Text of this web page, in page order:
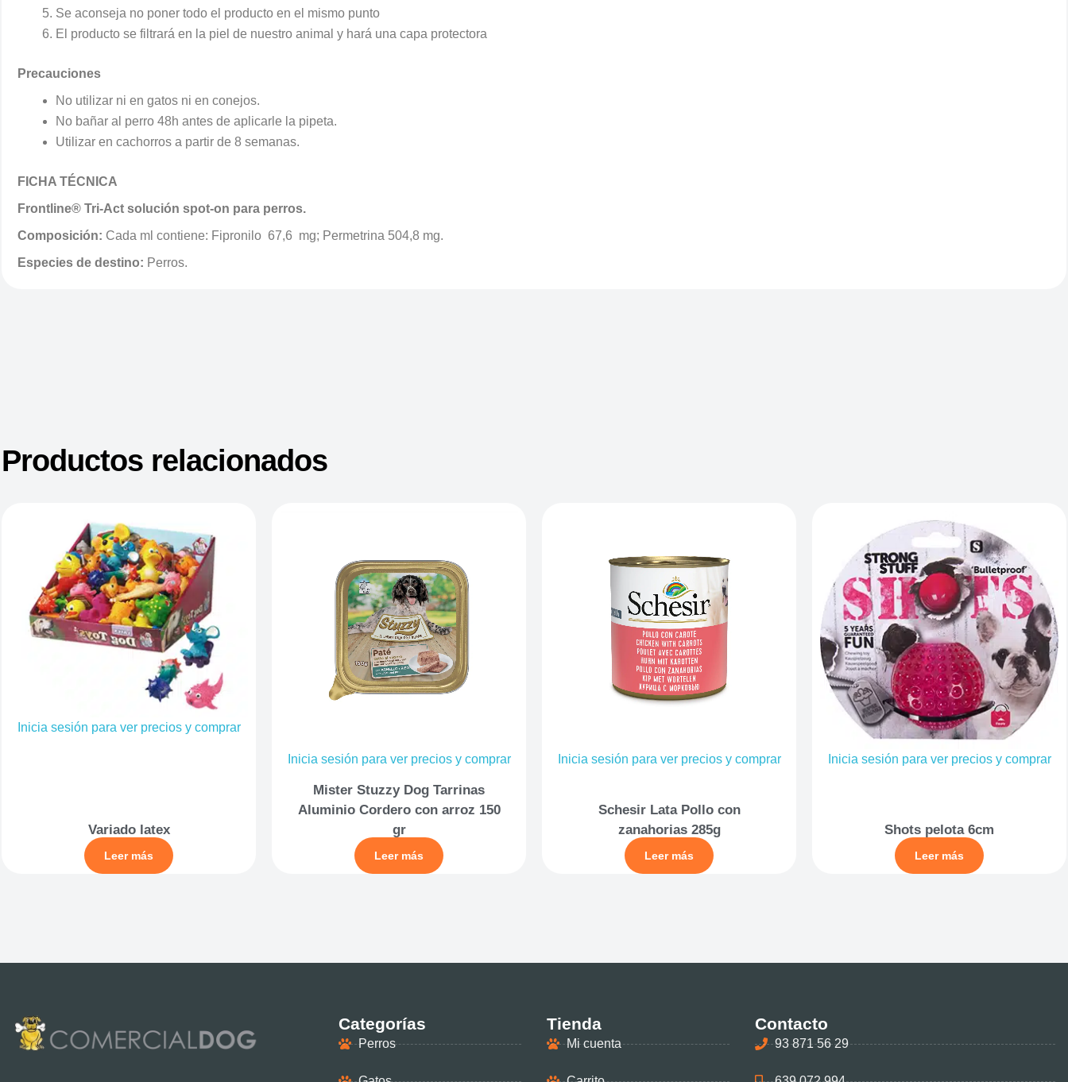
Se aconseja no poner todo el producto en el mismo punto
El producto se filtrará en la piel de nuestro animal y hará una capa protectora
Precauciones
No utilizar ni en gatos ni en conejos.
No bañar al perro 48h antes de aplicarle la pipeta.
Utilizar en cachorros a partir de 8 semanas.
FICHA TÉCNICA
Frontline® Tri-Act solución spot-on para perros.
Composición: Cada ml contiene: Fipronilo 67,6 mg; Permetrina 504,8 mg.
Especies de destino: Perros.
Productos relacionados
Inicia sesión para ver precios y comprar
Variado latex
Leer más
Inicia sesión para ver precios y comprar
Mister Stuzzy Dog Tarrinas
Aluminio Cordero con arroz 150
gr
Leer más
Inicia sesión para ver precios y comprar
Schesir Lata Pollo con
zanahorias 285g
Leer más
Inicia sesión para ver precios y comprar
Shots pelota 6cm
Leer más
Categorías
Perros
Tienda
Mi cuenta
Contacto
93 871 56 29